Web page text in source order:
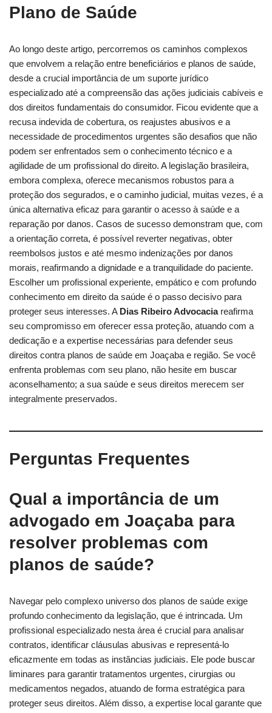
Plano de Saúde
Ao longo deste artigo, percorremos os caminhos complexos
que envolvem a relação entre beneficiários e planos de saúde,
desde a crucial importância de um suporte jurídico
especializado até a compreensão das ações judiciais cabíveis e
dos direitos fundamentais do consumidor. Ficou evidente que a
recusa indevida de cobertura, os reajustes abusivos e a
necessidade de procedimentos urgentes são desafios que não
podem ser enfrentados sem o conhecimento técnico e a
agilidade de um profissional do direito. A legislação brasileira,
embora complexa, oferece mecanismos robustos para a
proteção dos segurados, e o caminho judicial, muitas vezes, é a
única alternativa eficaz para garantir o acesso à saúde e a
reparação por danos. Casos de sucesso demonstram que, com
a orientação correta, é possível reverter negativas, obter
reembolsos justos e até mesmo indenizações por danos
morais, reafirmando a dignidade e a tranquilidade do paciente.
Escolher um profissional experiente, empático e com profundo
conhecimento em direito da saúde é o passo decisivo para
proteger seus interesses. A Dias Ribeiro Advocaciareafirma
seu compromisso em oferecer essa proteção, atuando com a
dedicação e a expertise necessárias para defender seus
direitos contra planos de saúde em Joaçaba e região. Se você
enfrenta problemas com seu plano, não hesite em buscar
aconselhamento; a sua saúde e seus direitos merecem ser
integralmente preservados.
Perguntas Frequentes
Qual a importância de um
advogado em Joaçaba para
resolver problemas com
planos de saúde?
Navegar pelo complexo universo dos planos de saúde exige
profundo conhecimento da legislação, que é intrincada. Um
profissional especializado nesta área é crucial para analisar
contratos, identificar cláusulas abusivas e representá-lo
eficazmente em todas as instâncias judiciais. Ele pode buscar
liminares para garantir tratamentos urgentes, cirurgias ou
medicamentos negados, atuando de forma estratégica para
proteger seus direitos. Além disso, a expertise local garante que